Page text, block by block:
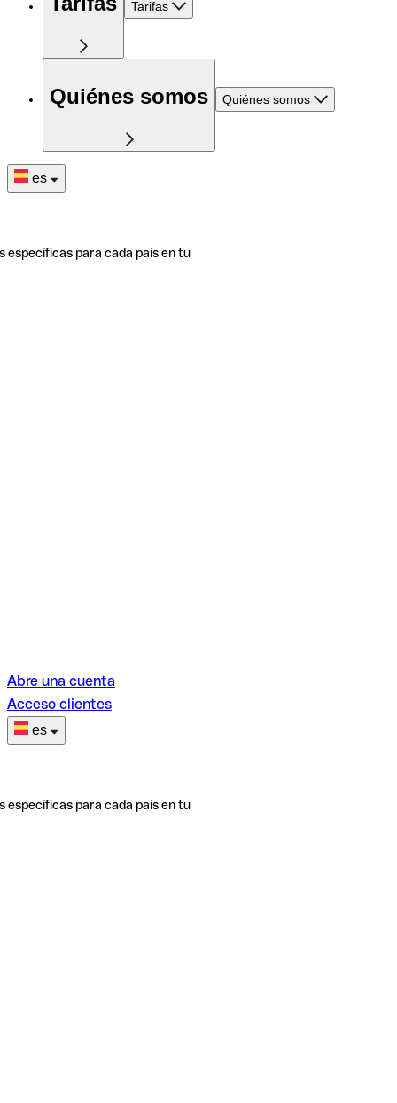
Tarifas
Quiénes somos Quiénes somos
es
específicas para cada país en tu
Abre una cuenta
Acceso clientes
es
específicas para cada país en tu